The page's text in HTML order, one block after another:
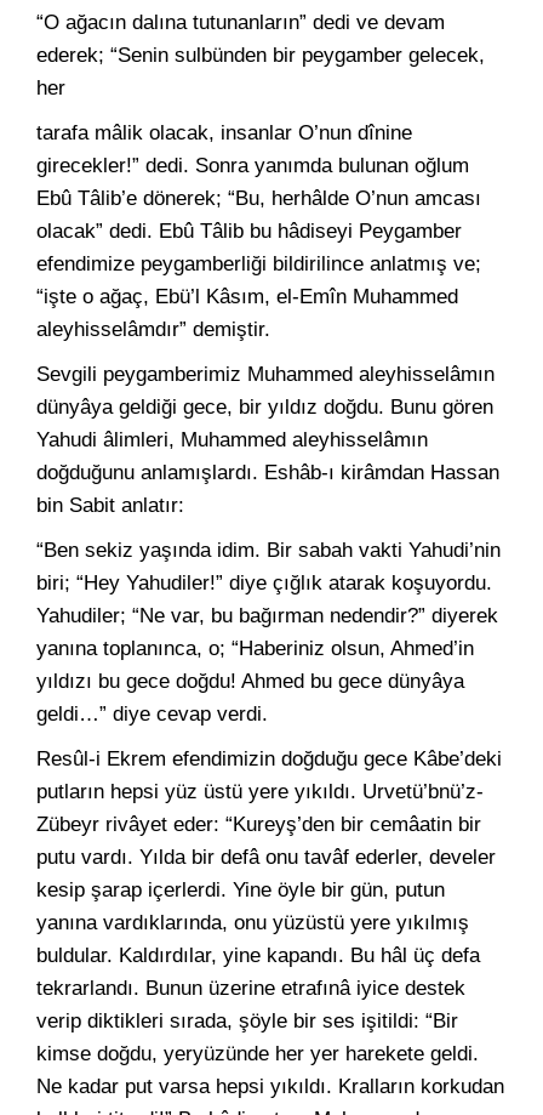
“O ağacın dalına tutunanların” dedi ve devam
ederek; “Senin sulbünden bir peygamber gelecek,
her
tarafa mâlik olacak, insanlar O’nun dînine
girecekler!” dedi. Sonra yanımda bulunan oğlum
Ebû Tâlib’e dönerek; “Bu, herhâlde O’nun amcası
olacak” dedi. Ebû Tâlib bu hâdiseyi Peygamber
efendimize peygamberliği bildirilince anlatmış ve;
“işte o ağaç, Ebü’l Kâsım, el-Emîn Muhammed
aleyhisselâmdır” demiştir.
Sevgili peygamberimiz Muhammed aleyhisselâmın
dünyâya geldiği gece, bir yıldız doğdu. Bunu gören
Yahudi âlimleri, Muhammed aleyhisselâmın
doğduğunu anlamışlardı. Eshâb-ı kirâmdan Hassan
bin Sabit anlatır:
“Ben sekiz yaşında idim. Bir sabah vakti Yahudi’nin
biri; “Hey Yahudiler!” diye çığlık atarak koşuyordu.
Yahudiler; “Ne var, bu bağırman nedendir?” diyerek
yanına toplanınca, o; “Haberiniz olsun, Ahmed’in
yıldızı bu gece doğdu! Ahmed bu gece dünyâya
geldi…” diye cevap verdi.
Resûl-i Ekrem efendimizin doğduğu gece Kâbe’deki
putların hepsi yüz üstü yere yıkıldı. Urvetü’bnü’z-
Zübeyr rivâyet eder: “Kureyş’den bir cemâatin bir
putu vardı. Yılda bir defâ onu tavâf ederler, develer
kesip şarap içerlerdi. Yine öyle bir gün, putun
yanına vardıklarında, onu yüzüstü yere yıkılmış
buldular. Kaldırdılar, yine kapandı. Bu hâl üç defa
tekrarlandı. Bunun üzerine etrafınâ iyice destek
verip diktikleri sırada, şöyle bir ses işitildi: “Bir
kimse doğdu, yeryüzünde her yer harekete geldi.
Ne kadar put varsa hepsi yıkıldı. Kralların korkudan